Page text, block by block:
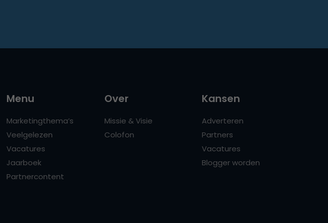
Menu
Marketingthema’s
Veelgelezen
Vacatures
Jaarboek
Partnercontent
Over
Missie & Visie
Colofon
Kansen
Adverteren
Partners
Vacatures
Blogger worden